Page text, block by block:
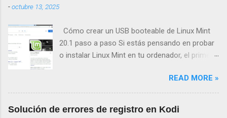
-octubre 13, 2025
Cómo crear un USB booteable de Linux Mint
20.1 paso a paso Si estás pensando en probar
o instalar Linux Mint en tu ordenador, el primer
Mint 20.1 . Este proceso te permitirá iniciar el
sistema operativo desde una memoria USB, sin
necesidad de modificar tu disco duro hasta que
decidas hacerlo. A continuación te explicamos
READ MORE »
Solución de errores de registro en Kodi